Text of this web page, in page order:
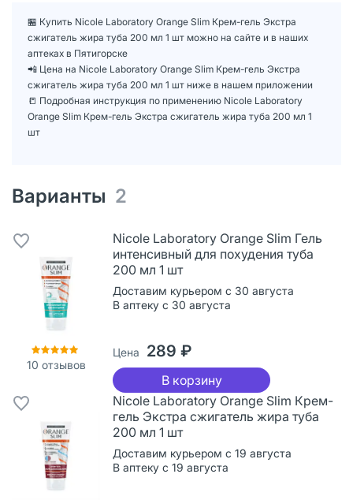
🏪 Купить Nicole Laboratory Orange Slim Крем-гель Экстра
сжигатель жира туба 200 мл 1 шт можно на сайте и в наших
аптеках в Пятигорске
📲 Цена на Nicole Laboratory Orange Slim Крем-гель Экстра
сжигатель жира туба 200 мл 1 шт ниже в нашем приложении
📒 Подробная инструкция по применению Nicole Laboratory
Orange Slim Крем-гель Экстра сжигатель жира туба 200 мл 1
шт
Варианты 2
10 отзывов
Nicole Laboratory Orange Slim Гель
интенсивный для похудения туба
200 мл 1 шт
Доставим курьером с 30 августа
В аптеку с 30 августа
Цена 289 ₽
В корзину
Nicole Laboratory Orange Slim Крем-
гель Экстра сжигатель жира туба
200 мл 1 шт
Доставим курьером с 19 августа
В аптеку с 19 августа